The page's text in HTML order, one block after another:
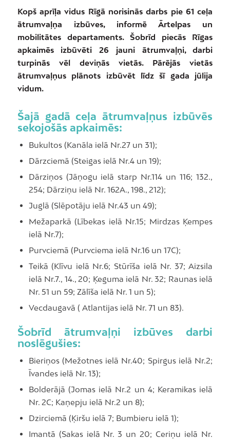
Kopš aprīļa vidus Rīgā norisinās darbs pie 61 ceļa
ātrumvaļņa izbūves, informē Ārtelpas un
mobilitātes departaments. Šobrīd piecās Rīgas
apkaimēs izbūvēti 26 jauni ātrumvaļņi, darbi
turpinās vēl deviņās vietās. Pārējās vietās
ātrumvaļņus plānots izbūvēt līdz šī gada jūlija
vidum.
Šajā gadā ceļa ātrumvaļņus izbūvēs
sekojošās apkaimēs:
Bukultos (Kanāla ielā Nr.27 un 31);
Dārzciemā (Steigas ielā Nr.4 un 19);
Dārziņos (Jāņogu ielā starp Nr.114 un 116; 132.,
254; Dārziņu ielā Nr. 162A., 198., 212);
Juglā (Slēpotāju ielā Nr.43 un 49);
Mežaparkā (Lībekas ielā Nr.15; Mirdzas Ķempes
ielā Nr.7);
Purvciemā (Purvciema ielā Nr.16 un 17C);
Teikā (Klīvu ielā Nr.6; Stūrīša ielā Nr. 37; Aizsila
ielā Nr.7., 14., 20; Ķeguma ielā Nr. 32; Raunas ielā
Nr. 51 un 59; Zālīša ielā Nr. 1 un 5);
Vecdaugavā ( Atlantijas ielā Nr. 71 un 83).
Šobrīd ātrumvaļņi izbūves darbi
noslēgušies:
Bieriņos (Mežotnes ielā Nr.40; Spirgus ielā Nr.2;
Īvandes ielā Nr. 13);
Bolderājā (Jomas ielā Nr.2 un 4; Keramikas ielā
Nr. 2C; Kaņepju ielā Nr.2 un 8);
Dzirciemā (Ķiršu ielā 7; Bumbieru ielā 1);
Imantā (Sakas ielā Nr. 3 un 20; Ceriņu ielā Nr.